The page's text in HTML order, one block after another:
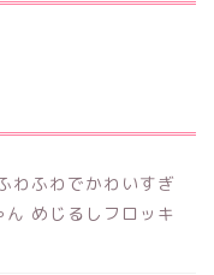
わふわでかわいすぎ
めじるしフロッキ